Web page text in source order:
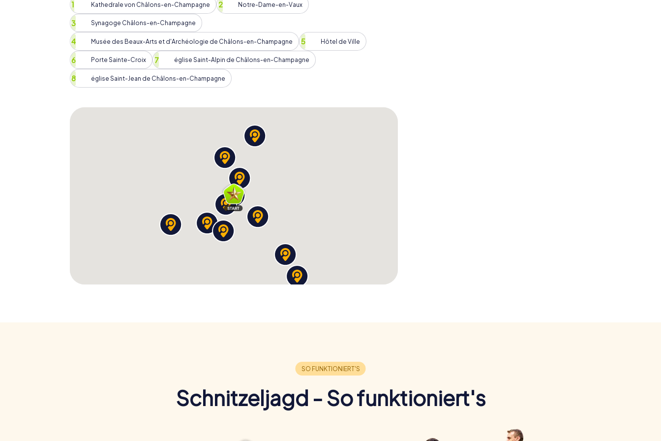
Champagne
Die Schnitzeljagd in Châlons-en-Champagne ist mehr als nur ein Spaziergang durch die Stadt.
Sie ist ein interaktives Erlebnis, das euch die Möglichkeit gibt, in die lokale Kultur einzutauchen
und die Stadt aus einer neuen Perspektive zu erleben. Während ihr die Aufgaben löst und
Rätsel knackt, sammelt ihr Punkte und tretet gegen andere Teams an, die ebenfalls die
Herausforderung angenommen haben.
Diese spielerische Stadtrallye bietet euch die Gelegenheit, eure Teamfähigkeiten zu testen
ob ihr mit Freunden, Familie oder Kollegen unterwegs seid, die Schnitzeljagd ist eine
unterhaltsame und lehrreiche Erfahrung für alle Teilnehmer.
Die Schnitzeljagd in Châlons-en-Champagne: Ein
Am Ende eurer Schnitzeljagd in Châlons-en-Champagne werdet ihr die Stadt mit neuen Augen
sehen. Ihr werdet nicht nur die beeindruckenden Sehenswürdigkeiten und die reiche
Geschichte der Stadt kennengelernt haben, sondern auch unvergessliche Erinnerungen mit
eurem Team geschaffen haben. Diese Erfahrung wird euch noch lange in Erinnerung bleiben
und euch dazu inspirieren, Châlons-en-Champagne immer wieder zu besuchen.
Also, schnappt euch eure Smartphones, stellt euer Team zusammen und startet eure
Schnitzeljagd in Châlons-en-Champagne! Lasst euch von der Schönheit und Geschichte der
Stadt verzaubern und erlebt ein Abenteuer, das euch noch lange begleiten wird.
Kathedrale von Châlons-en-Champagne Notre-Dame-en-Vaux
Synagoge Châlons-en-Champagne
Musée des Beaux-Arts et d'Archéologie de Châlons-en-Champagne Hôtel de Ville
Porte Sainte-Croix église Saint-Alpin de Châlons-en-Champagne
église Saint-Jean de Châlons-en-Champagne
Schnitzeljagd - So funktioniert's